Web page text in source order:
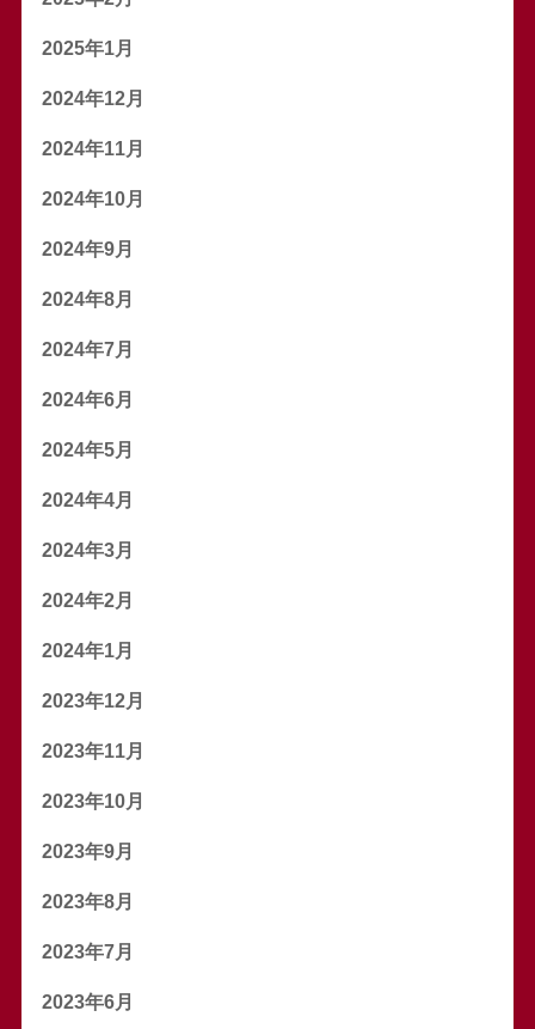
2025年1月
2024年12月
2024年11月
2024年10月
2024年9月
2024年8月
2024年7月
2024年6月
2024年5月
2024年4月
2024年3月
2024年2月
2024年1月
2023年12月
2023年11月
2023年10月
2023年9月
2023年8月
2023年7月
2023年6月